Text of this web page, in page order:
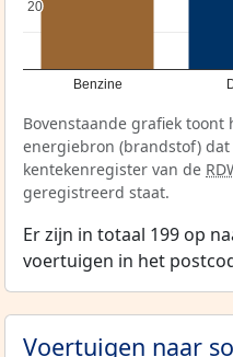
Benzine
20
20
Bovenstaande grafiek
energiebron (brandstof)
kentekenregister van de
geregistreerd staat.
Er zijn in totaal 199 op
voertuigen in het
Voertuigen naar